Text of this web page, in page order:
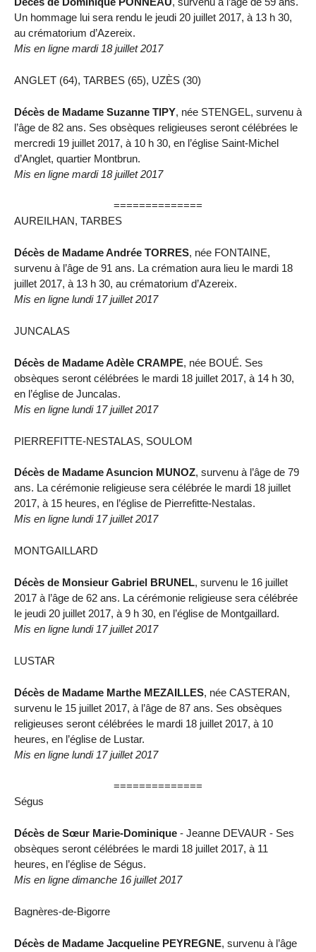
Un hommage lui sera rendu le jeudi 20 juillet 2017, à 13 h 30,
au crématorium d’Azereix.
Mis en ligne mardi 18 juillet 2017
ANGLET (64), TARBES (65), UZÈS (30)
Décès de Madame Suzanne TIPY, née STENGEL, survenu à
l’âge de 82 ans. Ses obsèques religieuses seront célébrées le
mercredi 19 juillet 2017, à 10 h 30, en l’église Saint-Michel
d’Anglet, quartier Montbrun.
Mis en ligne mardi 18 juillet 2017
==============
AUREILHAN, TARBES
Décès de Madame Andrée TORRES, née FONTAINE,
survenu à l’âge de 91 ans. La crémation aura lieu le mardi 18
juillet 2017, à 13 h 30, au crématorium d’Azereix.
Mis en ligne lundi 17 juillet 2017
JUNCALAS
Décès de Madame Adèle CRAMPE, née BOUÉ. Ses
obsèques seront célébrées le mardi 18 juillet 2017, à 14 h 30,
en l’église de Juncalas.
Mis en ligne lundi 17 juillet 2017
PIERREFITTE-NESTALAS, SOULOM
Décès de Madame Asuncion MUNOZ, survenu à l’âge de 79
ans. La cérémonie religieuse sera célébrée le mardi 18 juillet
2017, à 15 heures, en l’église de Pierrefitte-Nestalas.
Mis en ligne lundi 17 juillet 2017
MONTGAILLARD
Décès de Monsieur Gabriel BRUNEL, survenu le 16 juillet
2017 à l’âge de 62 ans. La cérémonie religieuse sera célébrée
le jeudi 20 juillet 2017, à 9 h 30, en l’église de Montgaillard.
Mis en ligne lundi 17 juillet 2017
LUSTAR
Décès de Madame Marthe MEZAILLES, née CASTERAN,
survenu le 15 juillet 2017, à l’âge de 87 ans. Ses obsèques
religieuses seront célébrées le mardi 18 juillet 2017, à 10
heures, en l’église de Lustar.
Mis en ligne lundi 17 juillet 2017
==============
Ségus
Décès de Sœur Marie-Dominique - Jeanne DEVAUR - Ses
obsèques seront célébrées le mardi 18 juillet 2017, à 11
heures, en l’église de Ségus.
Mis en ligne dimanche 16 juillet 2017
Bagnères-de-Bigorre
Décès de Madame Jacqueline PEYREGNE, survenu à l’âge